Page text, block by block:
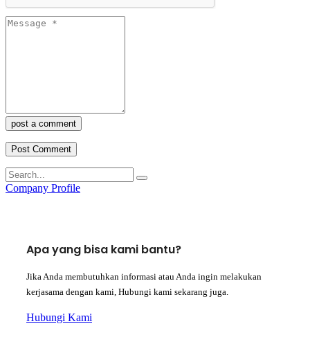
post a comment
Company Profile
Apa yang bisa kami bantu?
Jika Anda membutuhkan informasi atau Anda ingin melakukan
kerjasama dengan kami, Hubungi kami sekarang juga.
Hubungi Kami